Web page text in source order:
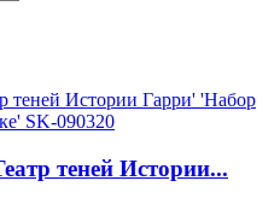
теней Истории...